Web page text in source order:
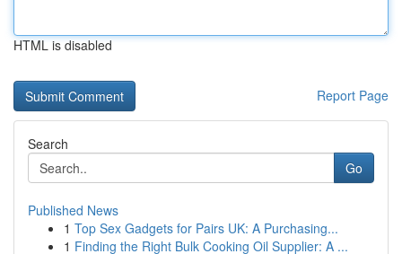
HTML is disabled
Report Page
Search
Go
Published News
1 Top Sex Gadgets for Pairs UK: A Purchasing...
1 Finding the Right Bulk Cooking Oil Supplier: A ...